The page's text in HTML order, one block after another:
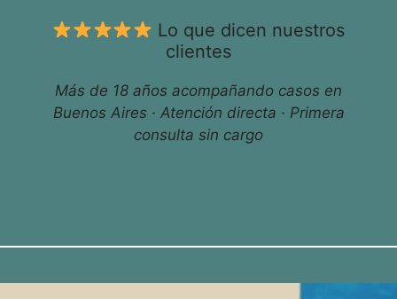
Lo que dicen nuestros
clientes
Más de 18 años acompañando casos en
Buenos Aires · Atención directa · Primera
consulta sin cargo